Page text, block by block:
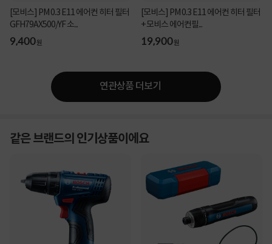
[모비스] PM 0.3 E11 에어컨 히터 필터
GFH79AX500/YF 소...
9,400원
[모비스] PM 0.3 E11 에어컨 히터 필터
+ 모비스 에어컨필...
19,900원
연관상품 더보기
같은 브랜드의 인기상품이에요